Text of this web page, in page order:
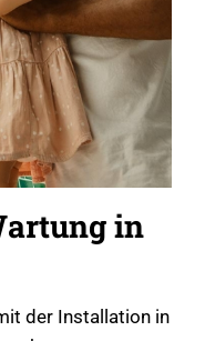
in
der Installation in